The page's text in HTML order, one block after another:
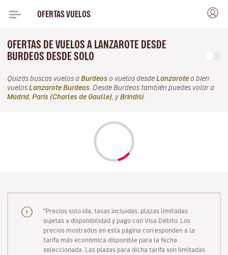
OFERTAS VUELOS
OFERTAS DE VUELOS A LANZAROTE DESDE
BURDEOS DESDE SOLO
Quizás buscas vuelos a Burdeos o vuelos desde Lanzarote o bien
vuelos Lanzarote Burdeos . Desde Burdeos también puedes volar a
Madrid París (Charles de Gaulle) , y Brindisi.
"Precios solo ida, tasas incluidas, plazas limitadas
sujetas a disponibilidad y pago con Visa Débito. Los
precios mostrados en esta página corresponden a la
tarifa más económica disponible para la fecha
seleccionada. Las plazas para dicha tarifa son limitadas.